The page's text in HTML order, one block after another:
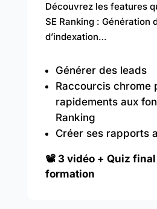
Découvrez les features
SE Ranking : Génération
d’indexation…
Générer des leads
Raccourcis chrome
rapidements aux
Ranking
Créer ses rapports
📽️ 3 vidéo + Quiz
formation